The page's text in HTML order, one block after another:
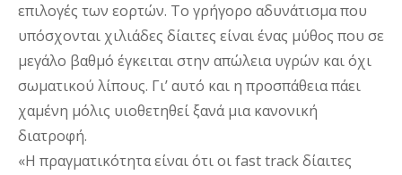
επιλογές των εορτών. Το γρήγορο αδυνάτισμα που
υπόσχονται χιλιάδες δίαιτες είναι ένας μύθος που σε
μεγάλο βαθμό έγκειται στην απώλεια υγρών και όχι
σωματικού λίπους. Γι’ αυτό και η προσπάθεια πάει
χαμένη μόλις υιοθετηθεί ξανά μια κανονική
διατροφή.
«Η πραγματικότητα είναι ότι οι fast track δίαιτες